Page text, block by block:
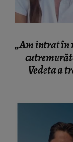
„Am intrat în
Vedeta a